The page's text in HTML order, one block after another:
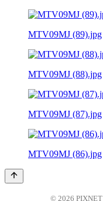
MTV09MJ (89).jpg
MTV09MJ (88).jpg
MTV09MJ (87).jpg
MTV09MJ (86).jpg
© 2026 PIXNET